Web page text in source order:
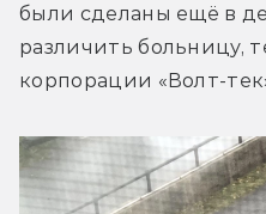
были сделаны ещё в
различить больницу,
корпорации «Волт-